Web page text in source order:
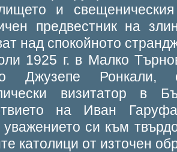
и
предвестник на
над спокойното
1925 г. в Малко
Джузепе Ронкали,
визитатор в
на Иван
уважението си към
католици от източен